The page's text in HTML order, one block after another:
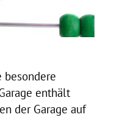
besondere
enthält
der Garage auf